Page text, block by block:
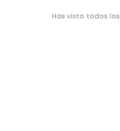
Has visto todos los